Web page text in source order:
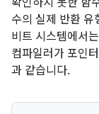
확인하지 못한 함
수의 실제 반환
비트 시스템에서
컴파일러가 포인
과 같습니다.